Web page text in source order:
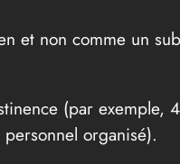
et non comme un
(par exemple,
organisé).